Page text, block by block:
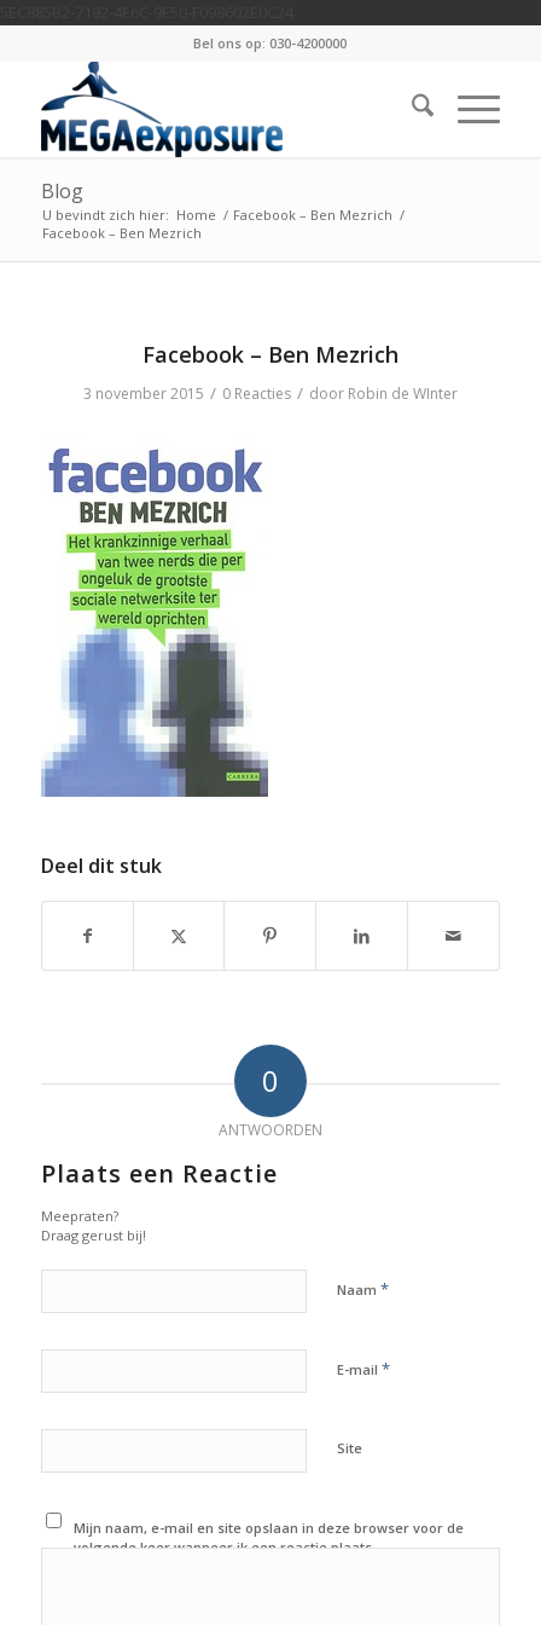
Bel ons op: 030-4200000
Blog
U bevindt zich hier: Home / Facebook – Ben Mezrich /
Facebook – Ben Mezrich
Facebook – Ben Mezrich
3 november 2015 / 0 Reacties / door Robin de WInter
Deel dit stuk
0
ANTWOORDEN
Plaats een Reactie
Meepraten?
Draag gerust bij!
Naam *
E-mail *
Site
Mijn naam, e-mail en site opslaan in deze browser voor de
volgende keer wanneer ik een reactie plaats.